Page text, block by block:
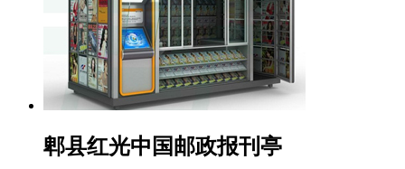
郫县红光中国邮政报刊亭